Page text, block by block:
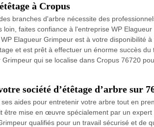
à Cropus
branches d'arbre nécessite des
faites confiance à l'entreprise WP
Elagueur Grimpeur est à votre disponibilité
et est prêt à effectuer un énorme succès du
qui se localise dans Cropus 76720
société d’étêtage d’arbre sur
aides pour entretenir votre arbre tout en
être mise en œuvre spécialement par un
qualifiés pour un travail sécurisé et de